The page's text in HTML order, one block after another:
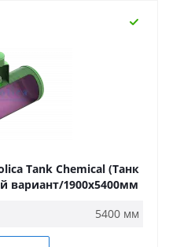
Tank Chemical (Танк
вариант/1900х5400мм
5400 мм